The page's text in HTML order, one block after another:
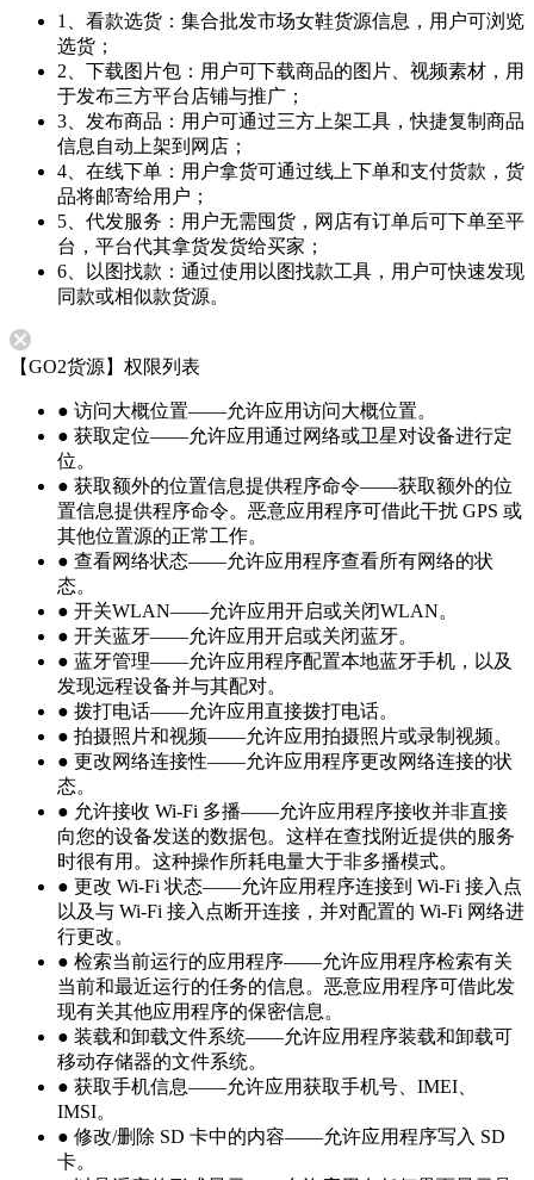
1、看款选货：集合批发市场女鞋货源信息，用户可浏览
选货；
2、下载图片包：用户可下载商品的图片、视频素材，用
于发布三方平台店铺与推广；
3、发布商品：用户可通过三方上架工具，快捷复制商品
信息自动上架到网店；
4、在线下单：用户拿货可通过线上下单和支付货款，货
品将邮寄给用户；
5、代发服务：用户无需囤货，网店有订单后可下单至平
台，平台代其拿货发货给买家；
6、以图找款：通过使用以图找款工具，用户可快速发现
同款或相似款货源。
【GO2货源】权限列表
● 访问大概位置——允许应用访问大概位置。
● 获取定位——允许应用通过网络或卫星对设备进行定
位。
● 获取额外的位置信息提供程序命令——获取额外的位
置信息提供程序命令。恶意应用程序可借此干扰 GPS 或
其他位置源的正常工作。
● 查看网络状态——允许应用程序查看所有网络的状
态。
● 开关WLAN——允许应用开启或关闭WLAN。
● 开关蓝牙——允许应用开启或关闭蓝牙。
● 蓝牙管理——允许应用程序配置本地蓝牙手机，以及
发现远程设备并与其配对。
● 拨打电话——允许应用直接拨打电话。
● 拍摄照片和视频——允许应用拍摄照片或录制视频。
● 更改网络连接性——允许应用程序更改网络连接的状
态。
● 允许接收 Wi-Fi 多播——允许应用程序接收并非直接
向您的设备发送的数据包。这样在查找附近提供的服务
时很有用。这种操作所耗电量大于非多播模式。
● 更改 Wi-Fi 状态——允许应用程序连接到 Wi-Fi 接入点
以及与 Wi-Fi 接入点断开连接，并对配置的 Wi-Fi 网络进
行更改。
● 检索当前运行的应用程序——允许应用程序检索有关
当前和最近运行的任务的信息。恶意应用程序可借此发
现有关其他应用程序的保密信息。
● 装载和卸载文件系统——允许应用程序装载和卸载可
移动存储器的文件系统。
● 获取手机信息——允许应用获取手机号、IMEI、
IMSI。
● 修改/删除 SD 卡中的内容——允许应用程序写入 SD
卡。